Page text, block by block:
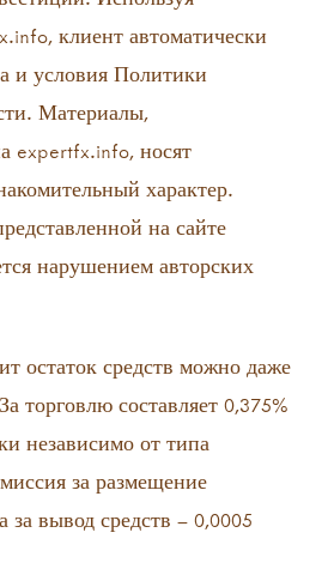
клиент автоматически
и условия Политики
Материалы,
expertfx.info, носят
характер.
на сайте
нарушением авторских
остаток средств можно даже
торговлю составляет 0,375%
независимо от типа
за размещение
за вывод средств – 0,0005